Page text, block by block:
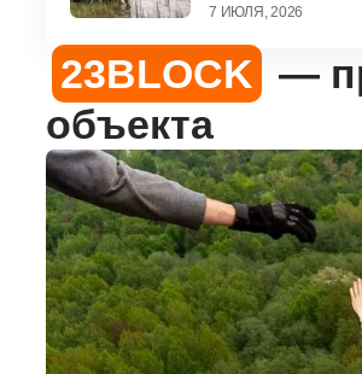
7 ИЮЛЯ, 2026
23BLOCK —
объекта